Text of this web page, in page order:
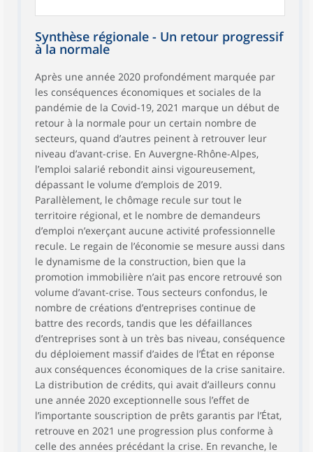
Synthèse régionale - Un retour progressif
à la normale
Après une année 2020 profondément marquée par
les conséquences économiques et sociales de la
pandémie de la Covid-19, 2021 marque un début de
retour à la normale pour un certain nombre de
secteurs, quand d’autres peinent à retrouver leur
niveau d’avant-crise. En Auvergne-Rhône-Alpes,
l’emploi salarié rebondit ainsi vigoureusement,
dépassant le volume d’emplois de 2019.
Parallèlement, le chômage recule sur tout le
territoire régional, et le nombre de demandeurs
d’emploi n’exerçant aucune activité professionnelle
recule. Le regain de l’économie se mesure aussi dans
le dynamisme de la construction, bien que la
promotion immobilière n’ait pas encore retrouvé son
volume d’avant-crise. Tous secteurs confondus, le
nombre de créations d’entreprises continue de
battre des records, tandis que les défaillances
d’entreprises sont à un très bas niveau, conséquence
du déploiement massif d’aides de l’État en réponse
aux conséquences économiques de la crise sanitaire.
La distribution de crédits, qui avait d’ailleurs connu
une année 2020 exceptionnelle sous l’effet de
l’importante souscription de prêts garantis par l’État,
retrouve en 2021 une progression plus conforme à
celle des années précédant la crise. En revanche, le